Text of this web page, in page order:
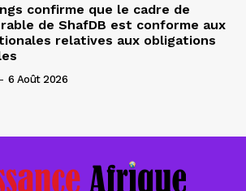
confirme que le cadre de
de ShafDB est conforme aux
relatives aux obligations
- 6 Août 2026